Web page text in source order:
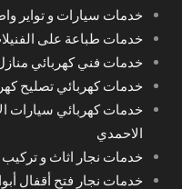
خدمات سيارات و تواير
خدمات طباعة على
خدمات فني كهربائي
خدمات كهربائي تصليح
خدمات كهربائي سيارات
الاحمدي
خدمات نجار اثاث و
خدمات نجار فتح أقفال